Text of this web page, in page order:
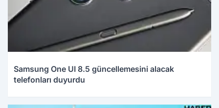
Samsung One UI 8.5 güncellemesini alacak
telefonları duyurdu
12.05.2026 01:09